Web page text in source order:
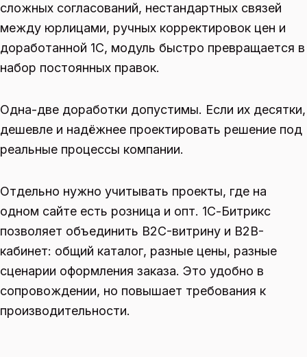
сложных согласований, нестандартных связей
между юрлицами, ручных корректировок цен и
доработанной 1С, модуль быстро превращается в
набор постоянных правок.
Одна-две доработки допустимы. Если их десятки,
дешевле и надёжнее проектировать решение под
реальные процессы компании.
Отдельно нужно учитывать проекты, где на
одном сайте есть розница и опт. 1С-Битрикс
позволяет объединить B2C-витрину и B2B-
кабинет: общий каталог, разные цены, разные
сценарии оформления заказа. Это удобно в
сопровождении, но повышает требования к
производительности.